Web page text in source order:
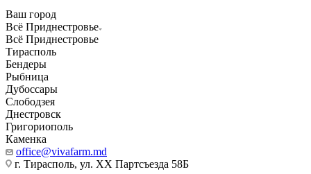
Ваш город
Всё Приднестровье
Всё Приднестровье
Тирасполь
Бендеры
Рыбница
Дубоссары
Слободзея
Днестровск
Григориополь
Каменка
office@vivafarm.md
г. Тирасполь, ул. ХХ Партсъезда 58Б